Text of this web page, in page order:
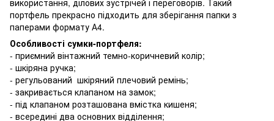
використання, ділових зустрічей і переговорів. Такий
портфель прекрасно підходить для зберігання папки з
паперами формату А4.
Особливості сумки-портфеля:
- приємний вінтажний темно-коричневий колір;
- шкіряна ручка;
- регульований шкіряний плечовий ремінь;
- закривається клапаном на замок;
- під клапаном розташована вмістка кишеня;
- всередині два основних відділення;